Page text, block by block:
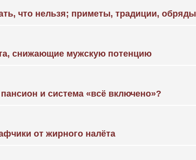
что нельзя; приметы, традиции, обряды
снижающие мужскую потенцию
и система «всё включено»?
от жирного налёта